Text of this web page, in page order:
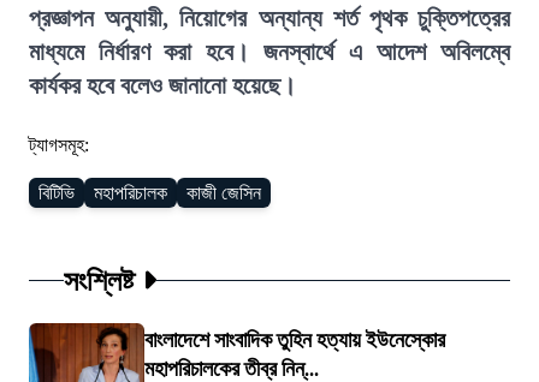
প্রজ্ঞাপন অনুযায়ী, নিয়োগের অন্যান্য শর্ত পৃথক চুক্তিপত্রের
মাধ্যমে নির্ধারণ করা হবে। জনস্বার্থে এ আদেশ অবিলম্বে
কার্যকর হবে বলেও জানানো হয়েছে।
ট্যাগসমূহ:
বিটিভি মহাপরিচালক কাজী জেসিন
সংশ্লিষ্ট
বাংলাদেশে সাংবাদিক তুহিন হত্যায় ইউনেস্কোর
মহাপরিচালকের তীব্র নিন্...